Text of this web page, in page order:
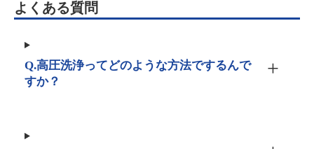
よくある質問
Q.高圧洗浄ってどのような方法でするんで
すか？